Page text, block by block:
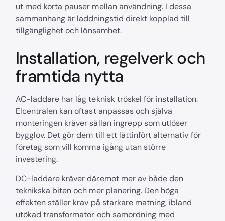
ut med korta pauser mellan användning. I dessa
sammanhang är laddningstid direkt kopplad till
tillgänglighet och lönsamhet.
Installation, regelverk och
framtida nytta
AC-laddare har låg teknisk tröskel för installation.
Elcentralen kan oftast anpassas och själva
monteringen kräver sällan ingrepp som utlöser
bygglov. Det gör dem till ett lättinfört alternativ för
företag som vill komma igång utan större
investering.
DC-laddare kräver däremot mer av både den
teknikska biten och mer planering. Den höga
effekten ställer krav på starkare matning, ibland
utökad transformator och samordning med